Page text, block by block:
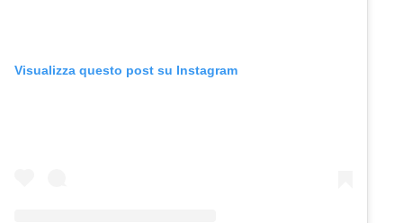
Visualizza questo post su Instagram